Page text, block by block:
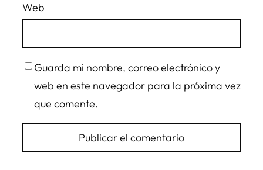
Web
Guarda mi nombre, correo electrónico y
web en este navegador para la próxima vez
que comente.